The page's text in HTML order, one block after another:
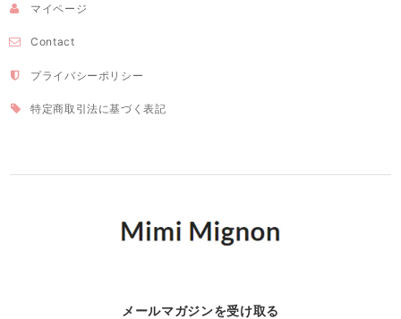
マイページ
Contact
プライバシーポリシー
特定商取引法に基づく表記
メールマガジンを受け取る